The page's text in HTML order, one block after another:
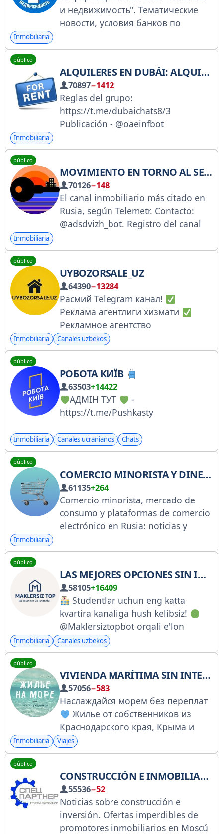
稿：@tougao88
и недвижимость". Тематические
новости, условия банков по
года пишем и собираем для вас
Сотрудничество @wiki_ip
РКН:
https://clck.ru/3EdgvJ
Inmobiliaria
público
ALQUILERES EN DUBÁI: ALQUILER/ARRENDAMIENTO
70897−1412
Reglas del grupo:
https://t.me/dubaichats8/3
Publicación - @oaeinfbot
los chats de los EAU @oae_info
Inmobiliaria
público
MOVIMIENTO EN TORNO AL SECTOR INMOBILIARIO
70126−148
El canal inmobiliario más citado en
Rusia, según Telemetr. Contacto:
@adsdvizh_bot. Registro del canal
https://clck.ru/3Esx22
Inmobiliaria
público
UYBOZORSALE_UZ
64390−13284
Расмий Telegram канал!
Реклама агентлиги хизмати
Рекламное агентство
недвижимости
ПУЛЛИК!
Размещение
@UyBozorsale_uzadmin
Тел:+998 77 060 4000 8:00 дан 20:00
га қадар
Inmobiliaria Canales uzbekos
público
РОБОТА КИЇВ
63503+14422
АДМІН ТУТ
-
https://t.me/Pushkasty
Inmobiliaria Canales ucranianos Chats
público
COMERCIO MINORISTA Y DINERO
61135+264
Comercio minorista, mercado de
consumo y plataformas de comercio
electrónico en Rusia: noticias y
@tg_pro_prpr
Inmobiliaria
público
LAS MEJORES OPCIONES SIN INTERMEDIARIOS | DECORACIÓN DE APARTAMENTOS PARA ESTUDIANTES PARA ESTUDIANTES
58105+16409
Studentlar uchun eng katta
kvartira kanaliga hush kelibsiz!
@Maklersiztopbot orqali e'lon
bering va vaqtingizni ham
naqdingizni ham tejang! Sotuv
Oilaga ijara
@Maklersiztop_Toshkent_ijara
Qoidalar: https://bit.l
Inmobiliaria Canales uzbekos
público
VIVIENDA MARÍTIMA SIN INTERMEDIARIOS
57056−583
Наслаждайся морем без переплат
Жилье от собственников из
Краснодарского края, Крыма и
Абхазии Размещение объявлений/
реклама: @levinamur Мы в ВК:
юрлиц:
https://telega.in/c/rentabhazia
Inmobiliaria Viajes
público
CONSTRUCCIÓN E INMOBILIARIA
55536−52
Noticias sobre construcción e
inversión. Ofertas imperdibles de
promotores inmobiliarios en Moscú